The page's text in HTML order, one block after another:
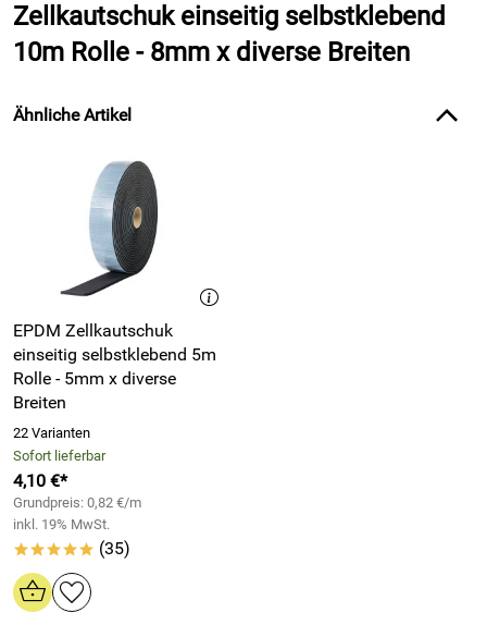
Zellkautschuk einseitig selbstklebend
10m Rolle - 8mm x diverse Breiten
Ähnliche Artikel
EPDM Zellkautschuk
einseitig selbstklebend 5m
Rolle - 5mm x diverse
Breiten
22 Varianten
Sofort lieferbar
4,10 €*
Grundpreis: 0,82 €/m
inkl. 19% MwSt.
***** (35)